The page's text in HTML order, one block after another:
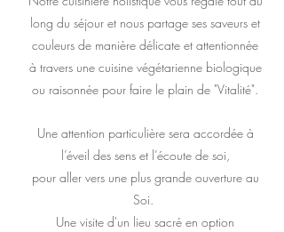
long du séjour et nous partage ses saveurs et
couleurs de manière délicate et attentionnée
à travers unecuisine végétarienne biologique
ou raisonnée pour faire le plain de "Vitalité".
Une attention particulière sera accordée à
l’éveil des sens et l’écoute de soi,
pour aller vers une plus grande ouverture au
Soi.
Une visite d'un lieu sacré en option